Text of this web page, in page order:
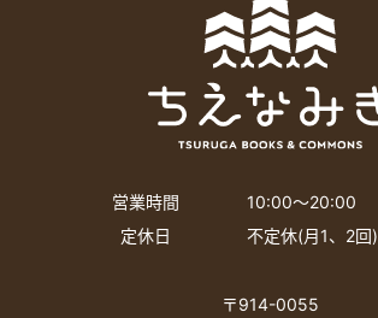
営業時間
10:00〜20:00
定休日
不定休(月1、2回)
〒914-0055